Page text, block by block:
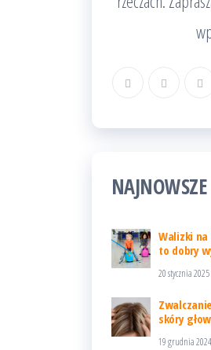
Walizki na
to dobry
20 stycznia 2025
skóry
19 grudnia 2024